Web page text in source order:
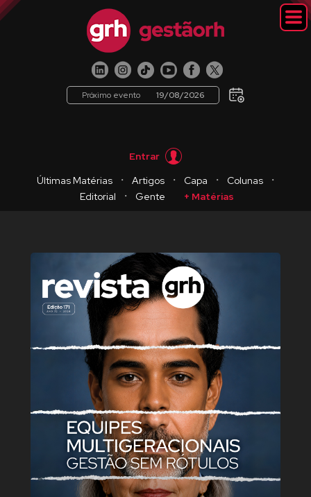
Próximo evento 19/08/2026
Entrar
Últimas Matérias
・ Artigos ・ Capa ・ Colunas
・
Editorial
・ Gente + Matérias